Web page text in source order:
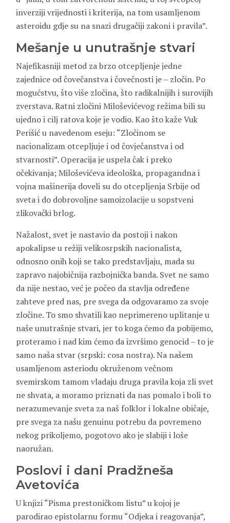
inverziji vrijednosti i kriterija, na tom usamljenom
asteroidu gdje su na snazi drugačiji zakoni i pravila”.
Mešanje u unutrašnje stvari
Najefikasniji metod za brzo otcepljenje jedne
zajednice od čovečanstva i čovečnosti je – zločin. Po
mogućstvu, što više zločina, što radikalnijih i surovijih
zverstava. Ratni zločini Miloševićevog režima bili su
ujedno i cilj ratova koje je vodio. Kao što kaže Vuk
Perišić u navedenom eseju: “Zločinom se
nacionalizam otcepljuje i od čovječanstva i od
stvarnosti”. Operacija je uspela čak i preko
očekivanja; Miloševićeva ideološka, propagandna i
vojna mašinerija doveli su do otcepljenja Srbije od
sveta i do dobrovoljne samoizolacije u sopstveni
zlikovački brlog.
Nažalost, svet je nastavio da postoji i nakon
apokalipse u režiji velikosrpskih nacionalista,
odnosno onih koji se tako predstavljaju, mada su
zapravo najobičnija razbojnička banda. Svet ne samo
da nije nestao, već je počeo da stavlja određene
zahteve pred nas, pre svega da odgovaramo za svoje
zločine. To smo shvatili kao neprimereno uplitanje u
naše unutrašnje stvari, jer to koga ćemo da pobijemo,
proteramo i nad kim ćemo da izvršimo genocid – to je
samo naša stvar (srpski: cosa nostra). Na našem
usamljenom asteriodu okruženom večnom
svemirskom tamom vladaju druga pravila koja zli svet
ne shvata, a moramo priznati da nas pomalo i boli to
nerazumevanje sveta za naš folklor i lokalne običaje,
pre svega za našu genuinu potrebu da povremeno
nekog prikoljemo, pogotovo ako je slabiji i loše
naoružan.
Poslovi i dani Pradžneša
Avetovića
U knjizi “Pisma prestoničkom listu” u kojoj je
parodirao epistolarnu formu “Odjeka i reagovanja”,